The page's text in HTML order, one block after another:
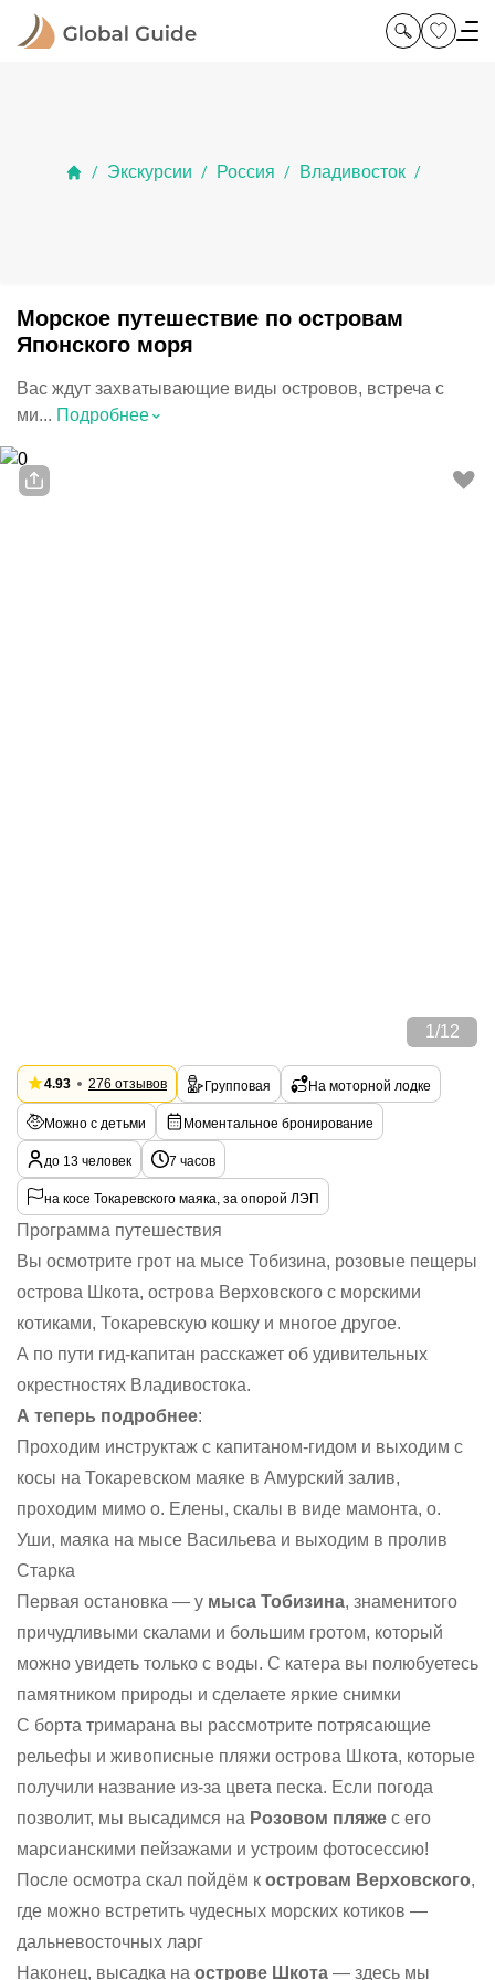
/ Экскурсии / Россия / Владивосток /
Морское путешествие по островам
Японского моря
Вас ждут захватывающие виды островов, встреча с
ми... Подробнее⌃
1 /12
4.93 276 отзывов Групповая На моторной лодке
Можно с детьми Моментальное бронирование
до 13 человек 7 часов
на косе Токаревского маяка, за опорой ЛЭП
Программа путешествия
Вы осмотрите грот на мысе Тобизина, розовые пещеры
острова Шкота, острова Верховского с морскими
котиками, Токаревскую кошку и многое другое.
А по пути гид-капитан расскажет об удивительных
окрестностях Владивостока.
А теперь подробнее:
Проходим инструктаж с капитаном-гидом и выходим с
косы на Токаревском маяке в Амурский залив,
проходим мимо о. Елены, скалы в виде мамонта, о.
Уши, маяка на мысе Васильева и выходим в пролив
Старка
Первая остановка — у мыса Тобизина, знаменитого
причудливыми скалами и большим гротом, который
можно увидеть только с воды. С катера вы полюбуетесь
памятником природы и сделаете яркие снимки
С борта тримарана вы рассмотрите потрясающие
рельефы и живописные пляжи острова Шкота, которые
получили название из-за цвета песка. Если погода
позволит, мы высадимся на Розовом пляже с его
марсианскими пейзажами и устроим фотосессию!
После осмотра скал пойдём к островам Верховского,
где можно встретить чудесных морских котиков —
дальневосточных ларг
Наконец, высадка на острове Шкота — здесь мы